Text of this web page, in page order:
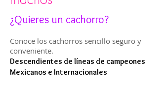
¿Quieres un cachorro?
Conoce los cachorros sencillo seguro y
conveniente.
Descendientes de líneas de campeones
Mexicanos e Internacionales